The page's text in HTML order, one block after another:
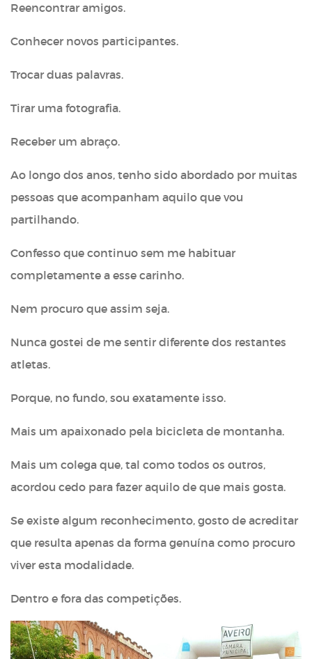
Reencontrar amigos.
Conhecer novos participantes.
Trocar duas palavras.
Tirar uma fotografia.
Receber um abraço.
Ao longo dos anos, tenho sido abordado por muitas
pessoas que acompanham aquilo que vou
partilhando.
Confesso que continuo sem me habituar
completamente a esse carinho.
Nem procuro que assim seja.
Nunca gostei de me sentir diferente dos restantes
atletas.
Porque, no fundo, sou exatamente isso.
Mais um apaixonado pela bicicleta de montanha.
Mais um colega que, tal como todos os outros,
acordou cedo para fazer aquilo de que mais gosta.
Se existe algum reconhecimento, gosto de acreditar
que resulta apenas da forma genuína como procuro
viver esta modalidade.
Dentro e fora das competições.